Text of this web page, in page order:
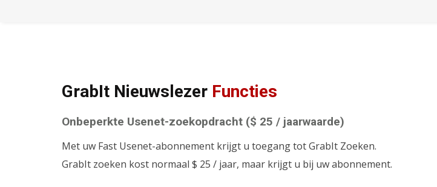
GrabIt Nieuwslezer Functies
Onbeperkte Usenet-zoekopdracht ($ 25 / jaarwaarde)
Met uw Fast Usenet-abonnement krijgt u toegang tot GrabIt Zoeken.
GrabIt zoeken kost normaal $ 25 / jaar, maar krijgt u bij uw abonnement.